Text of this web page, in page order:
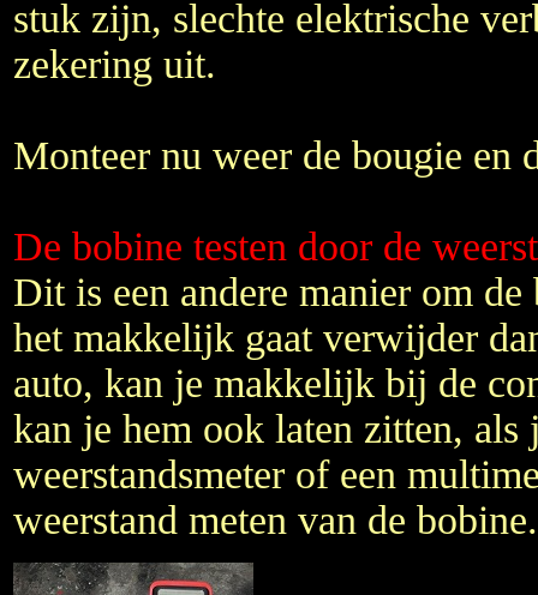
stuk zijn, slechte elektrische
zekering uit.
Monteer nu weer de bougie en
De bobine testen door de
Dit is een andere manier om de
het makkelijk gaat verwijder
auto, kan je makkelijk bij de
kan je hem ook laten zitten, als
weerstandsmeter of een
weerstand meten van de bobine.